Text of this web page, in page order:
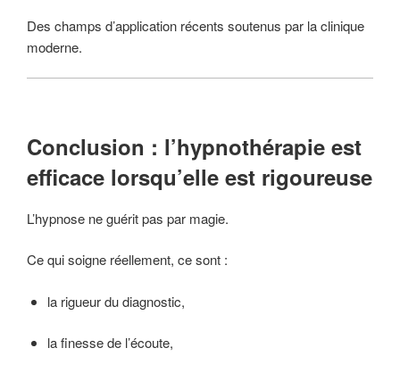
Des champs d’application récents soutenus par la clinique
moderne.
Conclusion : l’hypnothérapie est
efficace lorsqu’elle est rigoureuse
L’hypnose ne guérit pas par magie.
Ce qui soigne réellement, ce sont :
la rigueur du diagnostic,
la finesse de l’écoute,